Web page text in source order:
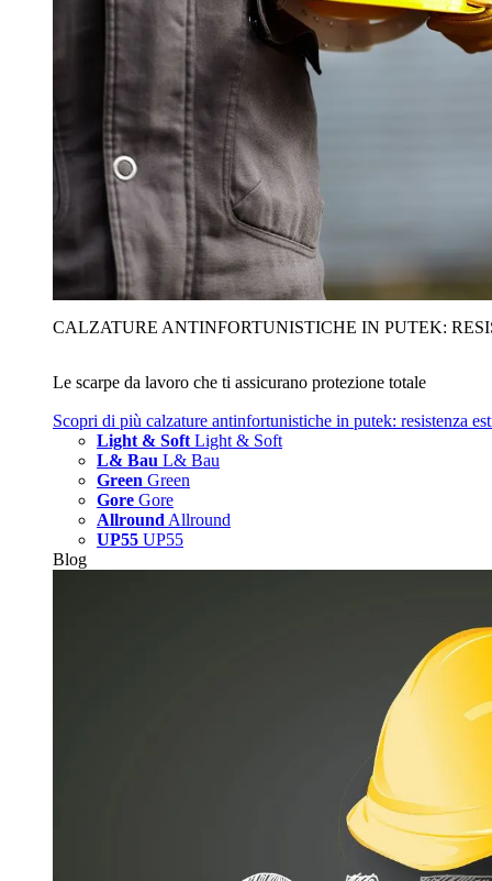
CALZATURE ANTINFORTUNISTICHE IN PUTEK:
Le scarpe da lavoro che ti assicurano protezione totale
Scopri di più calzature antinfortunistiche in putek: resistenza
Light & Soft Light & Soft
L& Bau L& Bau
Green Green
Gore Gore
Allround Allround
UP55 UP55
Blog